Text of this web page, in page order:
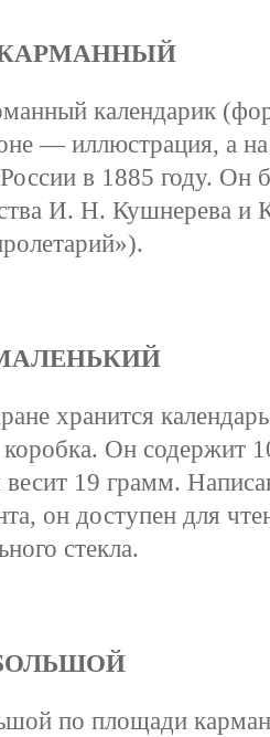
календарик
— иллюстрация, а
в 1885 году. Он
И. Н. Кушнерева и
хранится
коробка. Он содержит
весит 19 грамм.
он доступен для
стекла.
по площади